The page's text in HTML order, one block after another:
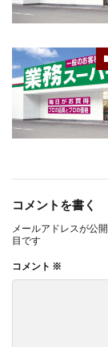
コメントを書く
メールアドレスが公
目です
コメント ※